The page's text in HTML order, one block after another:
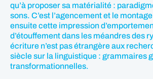
qu’à proposer sa matérialité :
sons. C’est l’agencement et le
ensuite cette impression
d’étouffement dans les méandres des
écriture n’est pas étrangère aux
siècle sur la linguistique : grammaires
transformationnelles.